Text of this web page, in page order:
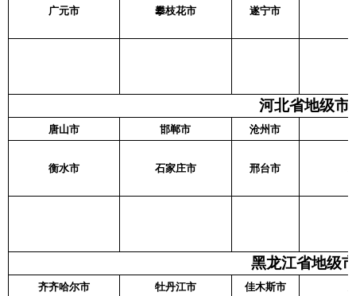
广元市 攀枝花市 遂宁市
河北省地级市
唐山市 邯郸市 沧州市
衡水市 石家庄市 邢台市
黑龙江省地级
齐齐哈尔市 牡丹江市 佳木斯市